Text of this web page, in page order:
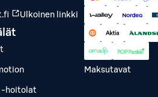
Ulkoinen linkki
-hoitolat
Maksutavat